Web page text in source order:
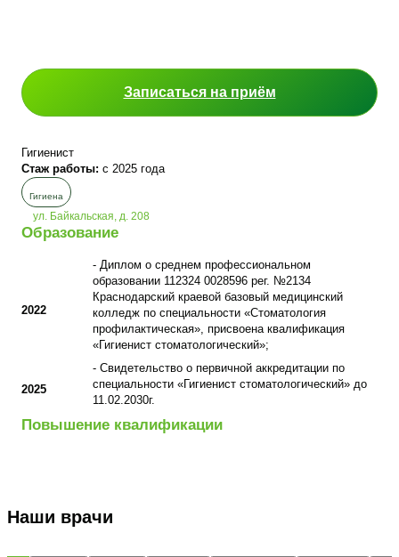
Записаться на приём
Гигиенист
Стаж работы: с 2025 года
Гигиена
ул. Байкальская, д. 208
Образование
2022
- Диплом о среднем профессиональном
образовании 112324 0028596 рег. №2134
Краснодарский краевой базовый медицинский
колледж по специальности «Стоматология
профилактическая», присвоена квалификация
«Гигиенист стоматологический»;
2025
- Свидетельство о первичной аккредитации по
специальности «Гигиенист стоматологический» до
11.02.2030г.
Повышение квалификации
Наши врачи